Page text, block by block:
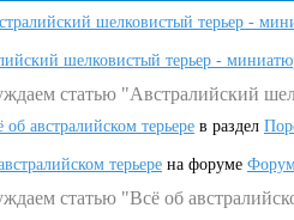
шелковистый терьер -
шелковистый терьер -
статью "Австралийский
об австралийском терьере в раздел
терьере на форуме
статью "Всё об